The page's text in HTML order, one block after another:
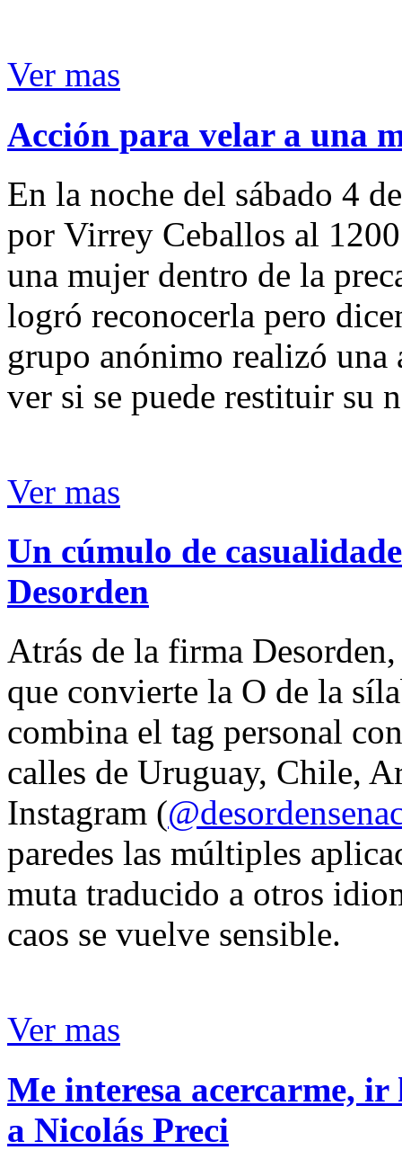
Ver mas
Acción para velar a una
En la noche del sábado 4
por Virrey Ceballos al
una mujer dentro de la
logró reconocerla pero
grupo anónimo realizó
ver si se puede restituir su
Ver mas
Un cúmulo de
Desorden
Atrás de la firma
que convierte la O de la
combina el tag personal
calles de Uruguay, Chile,
Instagram (
paredes las múltiples
muta traducido a otros
caos se vuelve sensible.
Ver mas
Me interesa acercarme,
a Nicolás Preci